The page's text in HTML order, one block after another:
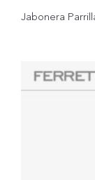
Jabonera